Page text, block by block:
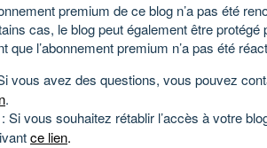
premium de ce blog n’a pas été
cas, le blog peut également être protégé
que l’abonnement premium n’a pas été
vous avez des questions, vous pouvez
.
: Si vous souhaitez rétablir l’accès à votre
ce lien.